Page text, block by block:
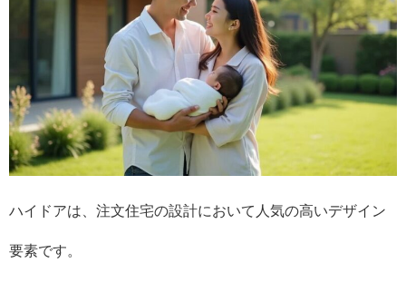
ハイドアは、注文住宅の設計において人気の高いデザイン
要素です。